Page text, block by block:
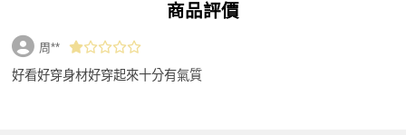
商品評價
周**
好看好穿身材好穿起來十分有氣質